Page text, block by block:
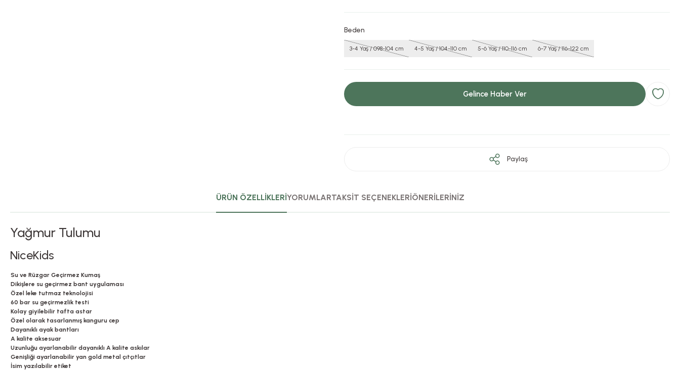
Beden
3-4 Yaş / 098-104 cm 4-5 Yaş / 104-110 cm 5-6 Yaş / 110-116 cm 6-7 Yaş / 116-122 cm
Gelince Haber Ver
Paylaş
ÜRÜN ÖZELLİKLERİYORUMLARTAKSİT SEÇENEKLERİÖNERİLERİNİZ
Yağmur Tulumu
NiceKids
Su ve Rüzgar Geçirmez Kumaş
Dikişlere su geçirmez bant uygulaması
Özel leke tutmaz teknolojisi
60 bar su geçirmezlik testi
Kolay giyilebilir tafta astar
Özel olarak tasarlanmış kanguru cep
Dayanıklı ayak bantları
A kalite aksesuar
Uzunluğu ayarlanabilir dayanıklı A kalite askılar
Genişliği ayarlanabilir yan gold metal çıtçıtlar
İsim yazılabilir etiket